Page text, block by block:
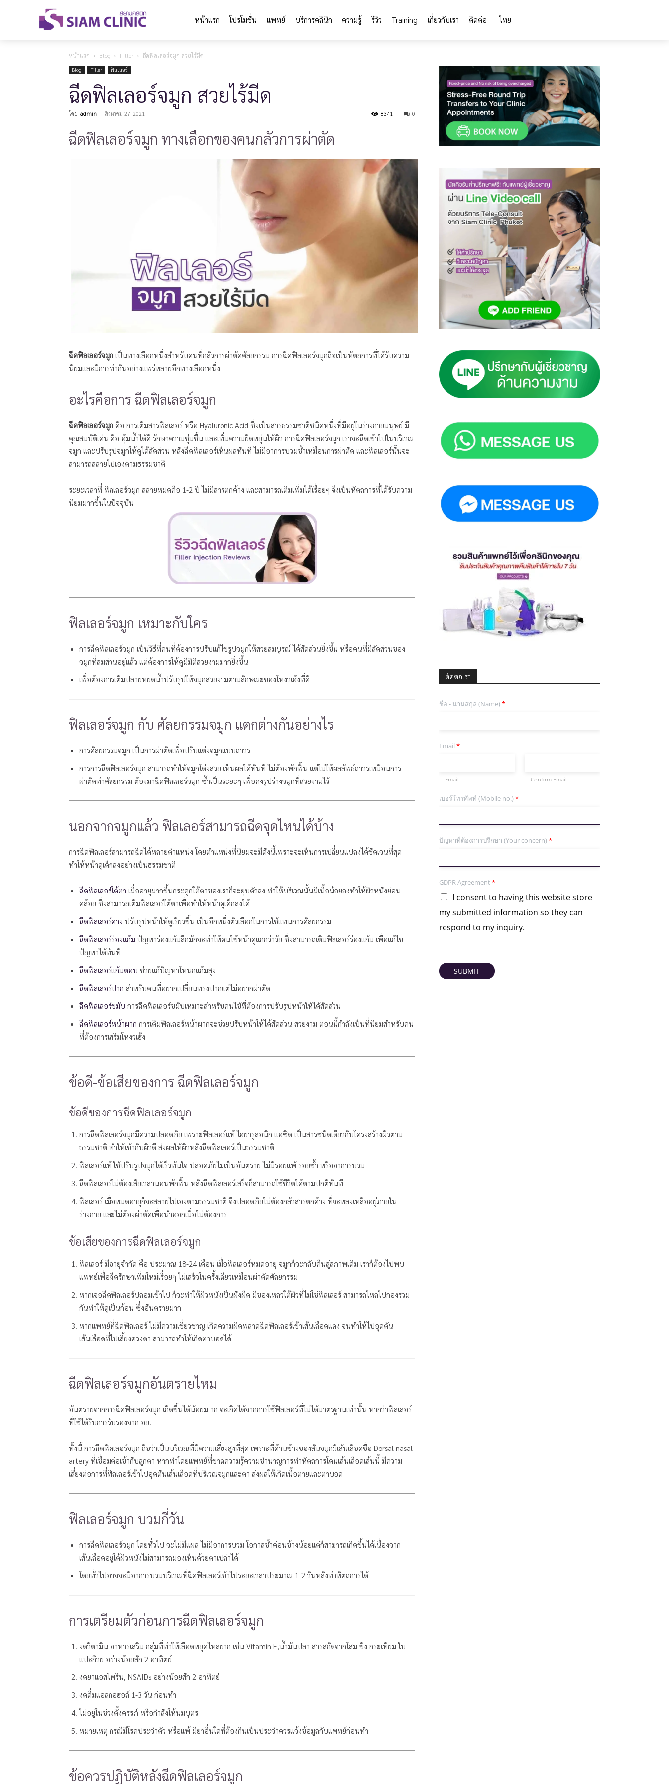
หน้าแรก โปรโมชั่น แพทย์ บริการคลินิก ความรู้ รีวิว Training เกี่ยวกับเรา ติดต่อ ไทย
หน้าแรก Blog Filler ฉีดฟิลเลอร์จมูก สวยไร้มีด
Blog Filler ฟิลเลอร์
ฉีดฟิลเลอร์จมูก สวยไร้มีด
โดย admin - สิงหาคม 27, 2021 0
8341
ฉีดฟิลเลอร์จมูก ทางเลือกของคนกลัวการผ่าตัด
ฉีดฟิลเลอร์จมูก เป็นทางเลือกหนึ่งสำหรับคนที่กลัวการผ่าตัดศัลยกรรม การฉีดฟิลเลอร์จมูกถือเป็นหัตถการที่ได้รับความ
นิยมและมีการทำกันอย่างแพร่หลายอีกทางเลือกหนึ่ง
อะไรคือการ ฉีดฟิลเลอร์จมูก
ฉีดฟิลเลอร์จมูก คือ การเติมสารฟิลเลอร์ หรือ Hyaluronic Acid ซึ่งเป็นสารธรรมชาติชนิดหนึ่งที่มีอยู่ในร่างกายมนุษย์ มี
คุณสมบัติเด่น คือ อุ้มน้ำได้ดี รักษาความชุ่มชื้น และเพิ่มความยืดหยุ่นให้ผิว การฉีดฟิลเลอร์จมูก เราจะฉีดเข้าไปในบริเวณ
จมูก และปรับรูปจมูกให้ดูได้สัดส่วน หลังฉีดฟิลเลอร์เห็นผลทันที ไม่มีอาการบวมช้ำเหมือนการผ่าตัด และฟิลเลอร์นั้นจะ
สามารถสลายไปเองตามธรรมชาติ
ระยะเวลาที่ ฟิลเลอร์จมูก สลายหมดคือ 1-2 ปี ไม่มีสารตกค้าง และสามารถเติมเพิ่มได้เรื่อยๆ จึงเป็นหัตถการที่ได้รับความ
นิยมมากขึ้นในปัจจุบัน
ฟิลเลอร์จมูก เหมาะกับใคร
การฉีดฟิลเลอร์จมูก เป็นวิธีที่คนที่ต้องการปรับแก้ไขรูปจมูกให้สวยสมบูรณ์ ได้สัดส่วนยิ่งขึ้น หรือคนที่มีสัดส่วนของ
จมูกที่สมส่วนอยู่แล้ว แต่ต้องการให้ดูมีมิติสวยงามมากยิ่งขึ้น
เพื่อต้องการเติมปลายหยดน้ำปรับรูปให้จมูกสวยงามตามลักษณะของโหงวเฮ้งที่ดี
ฟิลเลอร์จมูก กับ ศัลยกรรมจมูก แตกต่างกันอย่างไร
การศัลยกรรมจมูก เป็นการผ่าตัดเพื่อปรับแต่งจมูกแบบถาวร
การการฉีดฟิลเลอร์จมูก สามารถทำให้จมูกโด่งสวย เห็นผลได้ทันที ไม่ต้องพักฟื้น แต่ไม่ให้ผลลัพธ์ถาวรเหมือนการ
ผ่าตัดทำศัลยกรรม ต้องมาฉีดฟิลเลอร์จมูก ซ้ำเป็นระยะๆ เพื่อคงรูปร่างจมูกที่สวยงามไว้
นอกจากจมูกแล้ว ฟิลเลอร์สามารถฉีดจุดไหนได้บ้าง
การฉีดฟิลเลอร์สามารถฉีดได้หลายตำแหน่ง โดยตำแหน่งที่นิยมจะมีดังนี้เพราะจะเห็นการเปลี่ยนแปลงได้ชัดเจนที่สุด
ทำให้หน้าดูเด็กลงอย่างเป็นธรรมชาติ
ฉีดฟิลเลอร์ใต้ตา เมื่ออายุมากขึ้นกระดูกใต้ตาของเราก็จะยุบตัวลง ทำให้บริเวณนั้นมีเนื้อน้อยลงทำให้ผิวหนังย่อน
คล้อย ซึ่งสามารถเติมฟิลเลอร์ใต้ตาเพื่อทำให้หน้าดูเด็กลงได้
ฉีดฟิลเลอร์คาง ปรับรูปหน้าให้ดูเรียวขึ้น เป็นอีกหนึ่งตัวเลือกในการใช้แทนการศัลยกรรม
ฉีดฟิลเลอร์ร่องแก้ม ปัญหาร่องแก้มลึกมักจะทำให้คนไข้หน้าดูแกกว่าวัย ซึ่งสามารถเติมฟิลเลอร์ร่องแก้ม เพื่อแก้ไข
ปัญหาได้ทันที
ฉีดฟิลเลอร์แก้มตอบ ช่วยแก้ปัญหาโหนกแก้มสูง
ฉีดฟิลเลอร์ปาก สำหรับคนที่อยากเปลี่ยนทรงปากแต่ไม่อยากผ่าตัด
ฉีดฟิลเลอร์ขมับ การฉีดฟิลเลอร์ขมับเหมาะสำหรับคนไข้ที่ต้องการปรับรูปหน้าให้ได้สัดส่วน
ฉีดฟิลเลอร์หน้าผาก การเติมฟิลเลอร์หน้าผากจะช่วยปรับหน้าให้ได้สัดส่วน สวยงาม ตอนนี้กำลังเป็นที่นิยมสำหรับคน
ที่ต้องการเสริมโหงวเฮ้ง
ข้อดี-ข้อเสียของการ ฉีดฟิลเลอร์จมูก
ข้อดีของการฉีดฟิลเลอร์จมูก
การฉีดฟิลเลอร์จมูกมีความปลอดภัย เพราะฟิลเลอร์แท้ ไฮยารูลอนิก แอซิด เป็นสารชนิดเดียวกับโครงสร้างผิวตาม
ธรรมชาติ ทำให้เข้ากับผิวดี ส่งผลให้ผิวหลังฉีดฟิลเลอร์เป็นธรรมชาติ
ฟิลเลอร์แท้ ใช้ปรับรูปจมูกได้เร็วทันใจ ปลอดภัยไม่เป็นอันตราย ไม่มีรอยแพ้ รอยช้ำ หรืออาการบวม
ฉีดฟิลเลอร์ไม่ต้องเสียเวลานอนพักฟื้น หลังฉีดฟิลเลอร์เสร็จก็สามารถใช้ชีวิตได้ตามปกติทันที
ฟิลเลอร์ เมื่อหมดอายุก็จะสลายไปเองตามธรรมชาติ จึงปลอดภัยไม่ต้องกลัวสารตกค้าง ที่จะหลงเหลืออยู่ภายใน
ร่างกาย และไม่ต้องผ่าตัดเพื่อนำออกเมื่อไม่ต้องการ
ข้อเสียของการฉีดฟิลเลอร์จมูก
ฟิลเลอร์ มีอายุจำกัด คือ ประมาณ 18-24 เดือน เมื่อฟิลเลอร์หมดอายุ จมูกก็จะกลับคืนสู่สภาพเดิม เราก็ต้องไปพบ
แพทย์เพื่อฉีดรักษาเพิ่มใหม่เรื่อยๆ ไม่เสร็จในครั้งเดียวเหมือนผ่าตัดศัลยกรรม
หากเจอฉีดฟิลเลอร์ปลอมเข้าไป ก็จะทำให้ผิวหนังเป็นผังผืด มีของเหลวใต้ผิวที่ไม่ใช่ฟิลเลอร์ สามารถไหลไปกองรวม
กันทำให้ดูเป็นก้อน ซึ่งอันตรายมาก
หากแพทย์ที่ฉีดฟิลเลอร์ ไม่มีความเชี่ยวชาญ เกิดความผิดพลาดฉีดฟิลเลอร์เข้าเส้นเลือดแดง จนทำให้ไปอุดตัน
เส้นเลือดที่ไปเลี้ยงดวงตา สามารถทำให้เกิดตาบอดได้
ฉีดฟิลเลอร์จมูกอันตรายไหม
อันตรายจากการฉีดฟิลเลอร์จมูก เกิดขึ้นได้น้อยม าก จะเกิดได้จากการใช้ฟิลเลอร์ที่ไม่ได้มาตรฐานเท่านั้น หากว่าฟิลเลอร์
ที่ใช้ได้รับการรับรองจาก อย.
ทั้งนี้ การฉีดฟิลเลอร์จมูก ถือว่าเป็นบริเวณที่มีความเสี่ยงสูงที่สุด เพราะที่ด้านข้างของสันจมูกมีเส้นเลือดชื่อ Dorsal nasal
artery ที่เชื่อมต่อเข้ากับลูกตา หากทำโดยแพทย์ที่ขาดความรู้ความชำนาญการทำหัตถการโดนเส้นเลือดเส้นนี้ มีความ
เสี่ยงต่อการที่ฟิลเลอร์เข้าไปอุดตันเส้นเลือดที่บริเวณจมูกและตา ส่งผลให้เกิดเนื้อตายและตาบอด
ฟิลเลอร์จมูก บวมกี่วัน
การฉีดฟิลเลอร์จมูก โดยทั่วไป จะไม่มีแผล ไม่มีอาการบวม โอกาสช้ำค่อนข้างน้อยแต่ก็สามารถเกิดขึ้นได้เนื่องจาก
เส้นเลือดอยู่ใต้ผิวหนังไม่สามารถมองเห็นด้วยตาเปล่าได้
โดยทั่วไปอาจจะมีอาการบวมบริเวณที่ฉีดฟิลเลอร์เข้าไประยะเวลาประมาณ 1-2 วันหลังทำหัตถการได้
การเตรียมตัวก่อนการฉีดฟิลเลอร์จมูก
งดวิตามิน อาหารเสริม กลุ่มที่ทำให้เลือดหยุดไหลยาก เช่น Vitamin E,น้ำมันปลา สารสกัดจากโสม ขิง กระเทียม ใบ
แปะก๊วย อย่างน้อยสัก 2 อาทิตย์
งดยาแอสไพริน, NSAIDs อย่างน้อยสัก 2 อาทิตย์
งดดื่มแอลกอฮอล์ 1-3 วัน ก่อนทำ
ไม่อยู่ในช่วงตั้งครรภ์ หรือกำลังให้นมบุตร
หมายเหตุ กรณีมีโรคประจำตัว หรือแพ้ มียาอื่นใดที่ต้องกินเป็นประจำควรแจ้งข้อมูลกับแพทย์ก่อนทำ
ข้อควรปฏิบัติหลังฉีดฟิลเลอร์จมูก
ติดต่อเรา
ชื่อ - นามสกุล (Name)*
Email *
Email Confirm Email
เบอร์โทรศัพท์ (Mobile no.)*
ปัญหาที่ต้องการปรึกษา (Your concern)*
GDPR Agreement *
I consent to having this website store
my submitted information so they can
respond to my inquiry.
SUBMIT